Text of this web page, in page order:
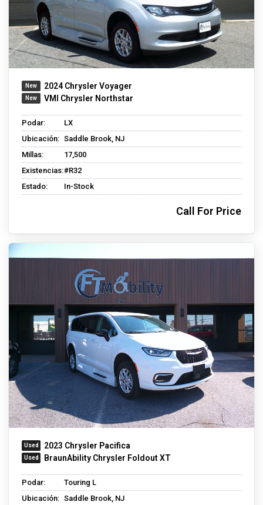
2024 Chrysler Voyager
VMI Chrysler Northstar
Podar:
LX
Ubicación: Saddle Brook, NJ
Millas:
17,500
Existencias:#R32
Estado:
In-Stock
Call For Price
2023 Chrysler Pacifica
BraunAbility Chrysler Foldout XT
Podar:
Touring L
Ubicación: Saddle Brook, NJ